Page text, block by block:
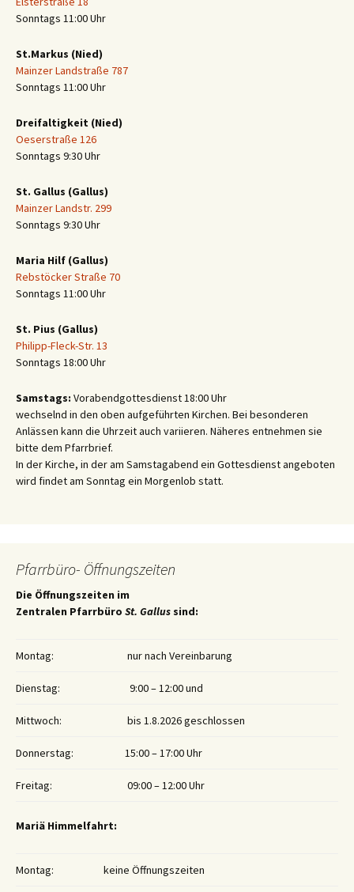
Sonntags 11:00 Uhr
St.Markus (Nied)
Mainzer Landstraße 787
Sonntags 11:00 Uhr
Dreifaltigkeit (Nied)
Oeserstraße 126
Sonntags 9:30 Uhr
St. Gallus (Gallus)
Mainzer Landstr. 299
Sonntags 9:30 Uhr
Maria Hilf (Gallus)
Rebstöcker Straße 70
Sonntags 11:00 Uhr
St. Pius (Gallus)
Philipp-Fleck-Str. 13
Sonntags 18:00 Uhr
Samstags: Vorabendgottesdienst 18:00 Uhr
wechselnd in den oben aufgeführten Kirchen. Bei besonderen
Anlässen kann die Uhrzeit auch variieren. Näheres entnehmen sie
bitte dem Pfarrbrief.
In der Kirche, in der am Samstagabend ein Gottesdienst angeboten
wird findet am Sonntag ein Morgenlob statt.
Pfarrbüro- Öffnungszeiten
Die Öffnungszeiten im
Zentralen Pfarrbüro St. Gallus sind:
Montag: nur nach Vereinbarung
Dienstag: 9:00 – 12:00 und
Mittwoch: bis 1.8.2026 geschlossen
Donnerstag: 15:00 – 17:00 Uhr
Freitag: 09:00 – 12:00 Uhr
Mariä Himmelfahrt:
Montag: keine Öffnungszeiten